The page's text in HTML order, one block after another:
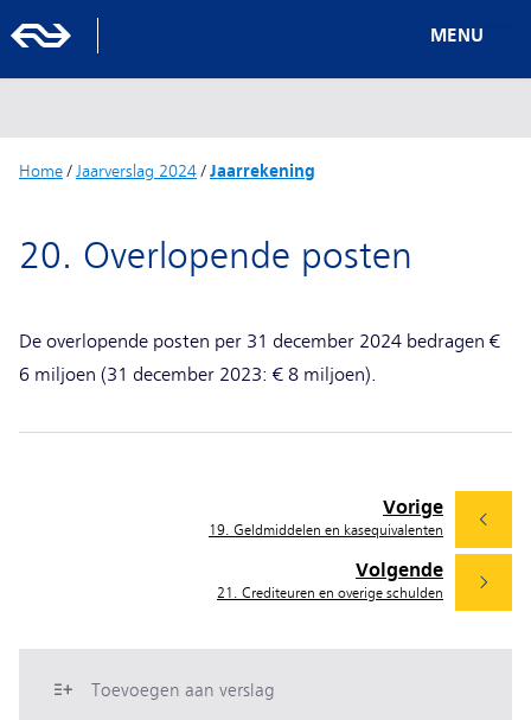
MENU
Home/ Jaarverslag 2024/Jaarrekening
20. Overlopende posten
De overlopende posten per 31 december 2024 bedragen €
6 miljoen (31 december 2023: € 8 miljoen).
Volgende
21. Crediteuren en overige schulden
Vorige
19. Geldmiddelen en kasequivalenten
Toevoegen aan verslag